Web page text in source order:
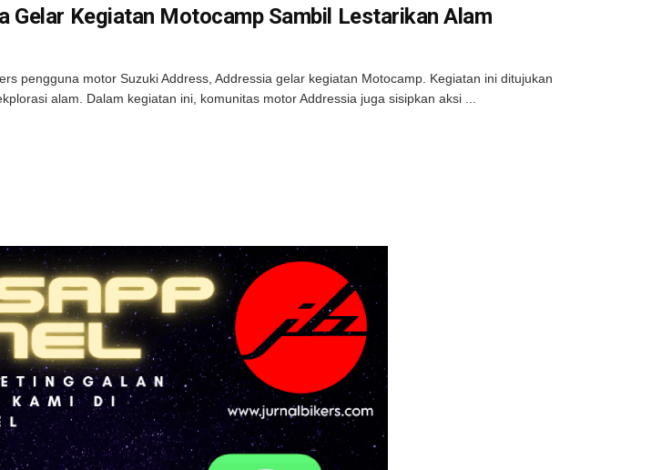
Gelar Kegiatan Motocamp Sambil Lestarikan Alam
pengguna motor Suzuki Address, Addressia gelar kegiatan Motocamp. Kegiatan ini ditujukan
alam. Dalam kegiatan ini, komunitas motor Addressia juga sisipkan aksi ...